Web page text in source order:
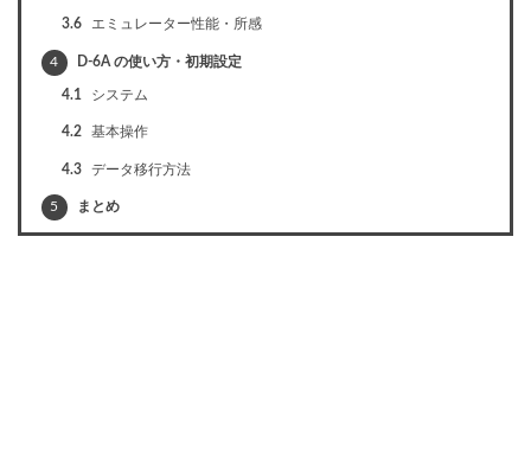
3.6 エミュレーター性能・所感
4 D-6A の使い方・初期設定
4.1 システム
4.2 基本操作
4.3 データ移行方法
5 まとめ